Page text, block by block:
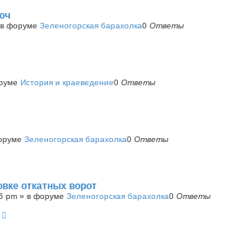
форуме Зеленогорская барахолка0 Ответы
История и краеведение0 Ответы
Зеленогорская барахолка0 Ответы
откатных ворот
pm » в форуме Зеленогорская барахолка0 Ответы